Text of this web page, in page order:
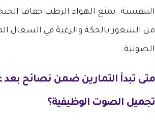
التنفسية. يمنع الهواء الرطب جفاف
من الشعور بالحكة والرغبة في السعال
الصوتية.
متى تبدأ التمارين ضمن نصائح بعد
تجميل الصوت الوظيفية؟